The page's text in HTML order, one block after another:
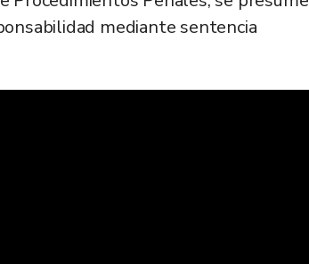
mediante sentencia